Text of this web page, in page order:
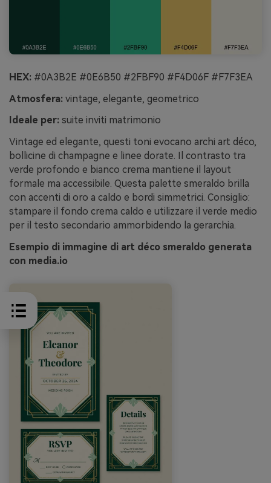
HEX: #0A3B2E #0E6B50 #2FBF90 #F4D06F #F7F3EA
Atmosfera: vintage, elegante, geometrico
Ideale per: suite inviti matrimonio
Vintage ed elegante, questi toni evocano archi art déco,
bollicine di champagne e linee dorate. Il contrasto tra
verde profondo e bianco crema mantiene il layout
formale ma accessibile. Questa palette smeraldo brilla
con accenti di oro a caldo e bordi simmetrici. Consiglio:
stampare il fondo crema caldo e utilizzare il verde medio
per il testo secondario ammorbidendo la gerarchia.
Esempio di immagine di art déco smeraldo generata
con media.io